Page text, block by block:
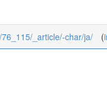
_article/-char/ja/ (